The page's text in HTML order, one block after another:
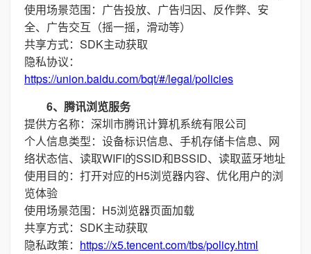
使用场景范围：广告投放、广告归因、反作弊、安
全、广告交互（摇一摇，滑动等）
共享方式：SDK主动获取
隐私协议：
https://union.baidu.com/bqt/#/legal/policies
6、腾讯浏览服务
提供方名称：深圳市腾讯计算机系统有限公司
个人信息类型：设备标识信息、手机存储卡信息、网
络状态信、读取WIFI的SSID和BSSID、读取蓝牙地址
使用目的：打开对应的H5浏览器内容、优化用户的浏
览体验
使用场景范围：H5浏览器页面加载
共享方式：SDK主动获取
隐私政策： https://x5.tencent.com/tbs/policy.html